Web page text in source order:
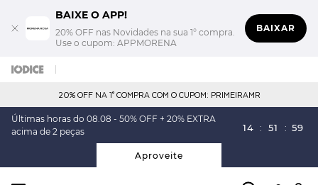
BAIXE O APP!
20% OFF nas Novidades na sua 1° compra.
Use o cupom: APPMORENA
BAIXAR
20% OFF NA 1° COMPRA COM O CUPOM: PRIMEIRAMR
Últimas horas do 08.08 - 50% OFF + 20% EXTRA
acima de 2 peças
14 : 51 : 59
Aproveite